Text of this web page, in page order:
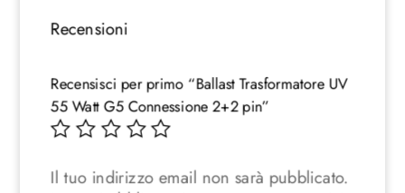
Recensioni
Recensisci per primo “Ballast Trasformatore UV
55 Watt G5 Connessione 2+2 pin”
Il tuo indirizzo email non sarà pubblicato.